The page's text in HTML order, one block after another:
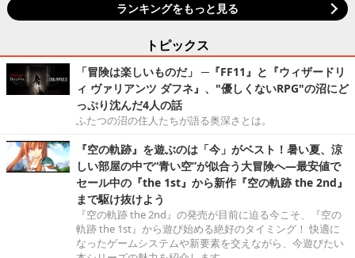
ランキングをもっと見る
トピックス
「冒険は楽しいものだ」 ─『FF11』と『ウィザードリ
ィ ヴァリアンツ ダフネ』、"優しくないRPG"の沼にど
っぷり沈んだ4人の話
ふたつの沼の住人たちが語る奥深さとは。
『空の軌跡』を遊ぶのは「今」がベスト！暑い夏、涼
しい部屋の中で“青い空”が似合う大冒険へ―最安値で
セール中の『the 1st』から新作『空の軌跡 the 2nd』
まで駆け抜けよう
『空の軌跡 the 2nd』の発売が目前に迫る今こそ、『空の
軌跡 the 1st』から遊び始める絶好のタイミング！ 快適に
なったゲームシステムや新要素を交えながら、今遊びたい